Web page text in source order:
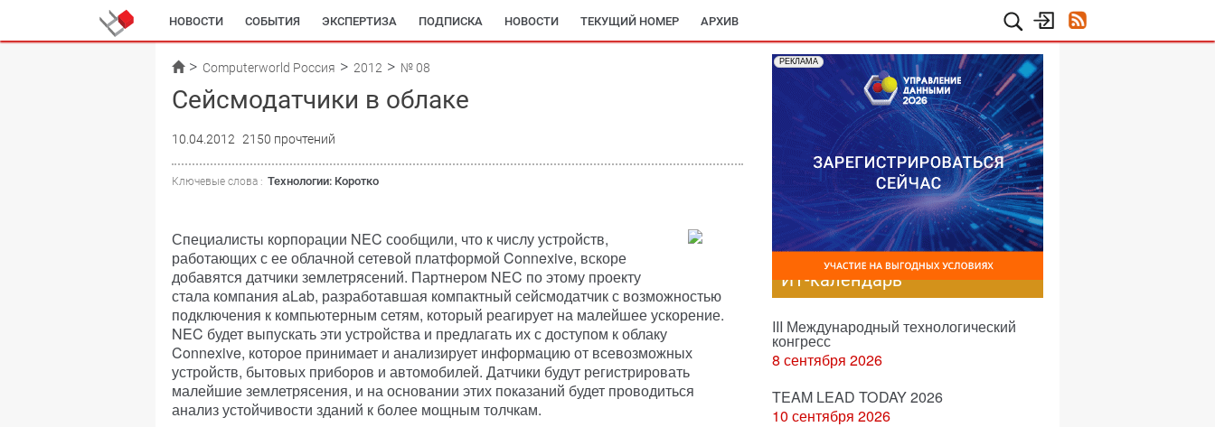
НОВОСТИ СОБЫТИЯ ЭКСПЕРТИЗА ПОДПИСКА НОВОСТИ ТЕКУЩИЙ НОМЕР АРХИВ
Computerworld Россия 2012 № 08
Сейсмодатчики в облаке
10.04.2012 2150 прочтений
Ключевые слова : Технологии: Коротко
Специалисты корпорации NEC сообщили, что к числу устройств,
работающих с ее облачной сетевой платформой Connexive, вскоре
добавятся датчики землетрясений. Партнером NEC по этому проекту
стала компания aLab, разработавшая компактный сейсмодатчик с возможностью
подключения к компьютерным сетям, который реагирует на малейшее ускорение.
NEC будет выпускать эти устройства и предлагать их с доступом к облаку
Connexive, которое принимает и анализирует информацию от всевозможных
устройств, бытовых приборов и автомобилей. Датчики будут регистрировать
малейшие землетрясения, и на основании этих показаний будет проводиться
анализ устойчивости зданий к более мощным толчкам.
РЕКЛАМА
ИТ-календарь
III Международный технологический
конгресс
8 сентября 2026
TEAM LEAD TODAY 2026
10 сентября 2026